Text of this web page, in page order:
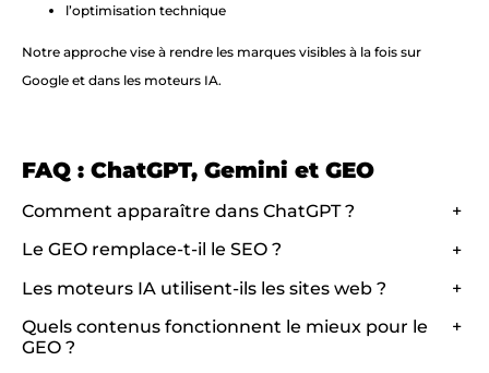
l’optimisation technique
Notre approche vise à rendre les marques visibles à la fois sur
Google et dans les moteurs IA.
FAQ : ChatGPT, Gemini et GEO
Comment apparaître dans ChatGPT ?
+
Le GEO remplace-t-il le SEO ?
+
Les moteurs IA utilisent-ils les sites web ?
+
Quels contenus fonctionnent le mieux pour le
GEO ?
+